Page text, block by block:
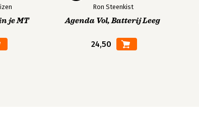
dr. ing. N.J. Margetson
je MT
Ron Steenkist
Agenda Vol, Batterij Leeg
24,50